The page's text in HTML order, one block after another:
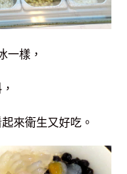
一樣，
來衛生又好吃。